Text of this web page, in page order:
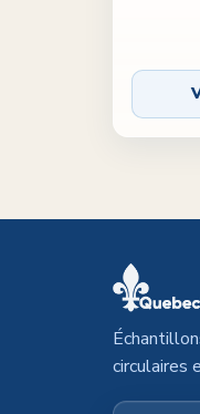
circulaires